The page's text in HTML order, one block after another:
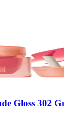
Gloss 302